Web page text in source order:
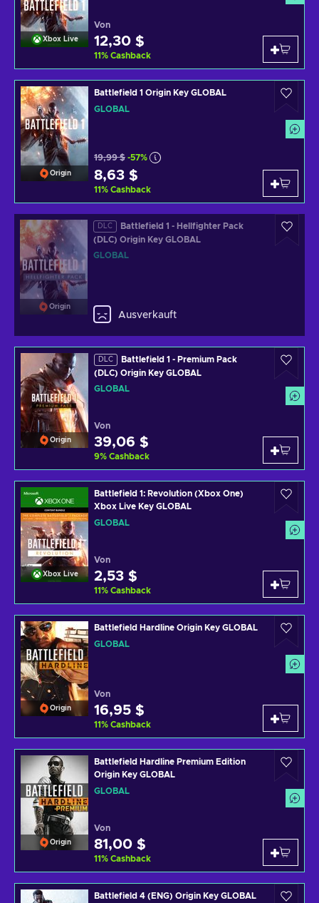
Xbox Live
Von
12,30 $
11% Cashback
Origin
Battlefield 1 Origin Key GLOBAL
GLOBAL
19,99 $ -57%
8,63 $
11% Cashback
Origin
DLC
Battlefield 1 - Hellfighter Pack
(DLC) Origin Key GLOBAL
GLOBAL
Ausverkauft
Origin
DLC
Battlefield 1 - Premium Pack
(DLC) Origin Key GLOBAL
GLOBAL
Von
39,06 $
9% Cashback
Xbox Live
Battlefield 1: Revolution (Xbox One)
Xbox Live Key GLOBAL
GLOBAL
Von
2,53 $
11% Cashback
Origin
Battlefield Hardline Origin Key GLOBAL
GLOBAL
Von
16,95 $
11% Cashback
Origin
Battlefield Hardline Premium Edition
Origin Key GLOBAL
GLOBAL
Von
81,00 $
11% Cashback
Battlefield 4 (ENG) Origin Key GLOBAL